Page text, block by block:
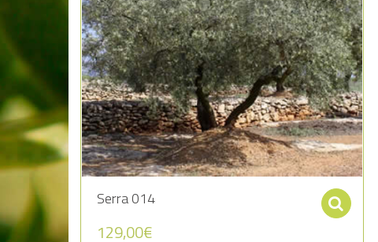
Serra 014
129,00€